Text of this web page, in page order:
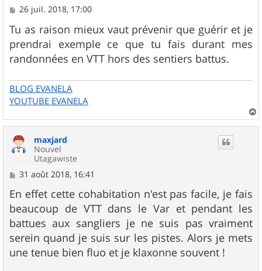
M
s
s
a
g
e
26 juil. 2018, 17:00
Tu as raison mieux vaut prévenir que guérir et je
prendrai exemple ce que tu fais durant mes
randonnées en VTT hors des sentiers battus.
BLOG EVANELA
YOUTUBE EVANELA
a
maxjard
Nouvel
Utagawiste
M
s
s
a
g
e
31 août 2018, 16:41
En effet cette cohabitation n'est pas facile, je fais
beaucoup de VTT dans le Var et pendant les
battues aux sangliers je ne suis pas vraiment
serein quand je suis sur les pistes. Alors je mets
une tenue bien fluo et je klaxonne souvent !